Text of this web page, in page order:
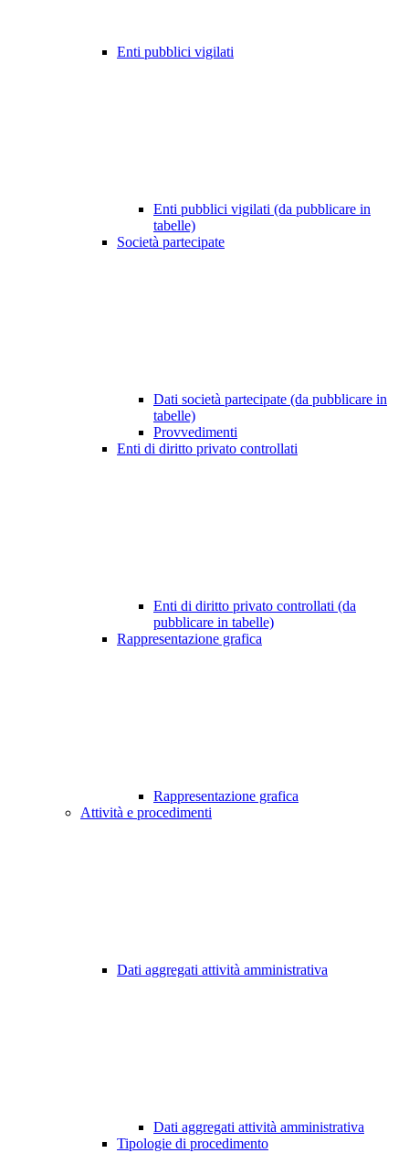
Enti pubblici vigilati
Enti pubblici vigilati (da pubblicare in
tabelle)
Società partecipate
Dati società partecipate (da pubblicare in
tabelle)
Provvedimenti
Enti di diritto privato controllati
Enti di diritto privato controllati (da
pubblicare in tabelle)
Rappresentazione grafica
Rappresentazione grafica
Attività e procedimenti
Dati aggregati attività amministrativa
Dati aggregati attività amministrativa
Tipologie di procedimento